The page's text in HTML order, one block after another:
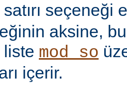
satırı seçeneği
aksine,
mod_so
içerir.